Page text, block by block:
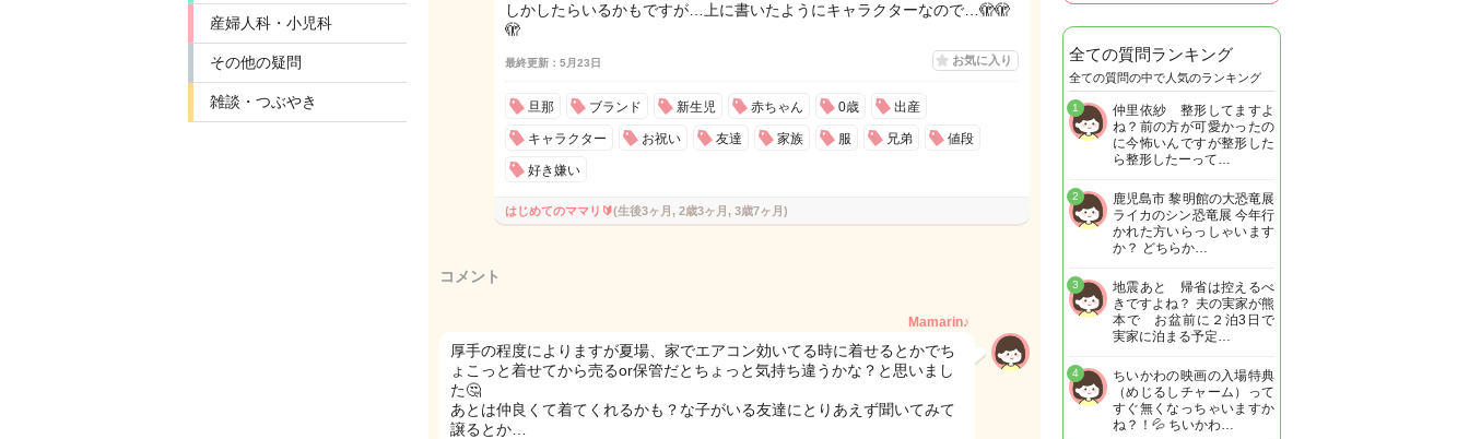
産婦人科・小児科
その他の疑問
雑談・つぶやき
しかしたらいるかもですが…上に書いたようにキャラクターなので…🫣🫣
🫣
最終更新：5月23日 お気に入り
旦那 ブランド 新生児 赤ちゃん 0歳 出産
キャラクター お祝い 友達 家族 服 兄弟 値段
好き嫌い
はじめてのママリ🔰(生後3ヶ月, 2歳3ヶ月, 3歳7ヶ月)
コメント
Mamarin♪
厚手の程度によりますが夏場、家でエアコン効いてる時に着せるとかでち
ょこっと着せてから売るor保管だとちょっと気持ち違うかな？と思いまし
た🤔
あとは仲良くて着てくれるかも？な子がいる友達にとりあえず聞いてみて
譲るとか…
全ての質問ランキング
全ての質問の中で人気のランキング
仲里依紗 整形してますよ
ね？前の方が可愛かったの
に今怖いんですが整形した
ら整形したーって…
1
鹿児島市 黎明館の大恐竜展
ライカのシン恐竜展 今年行
かれた方いらっしゃいます
か？ どちらか…
2
地震あと 帰省は控えるべ
きですよね？ 夫の実家が熊
本で お盆前に２泊3日で
実家に泊まる予定…
3
ちいかわの映画の入場特典
（めじるしチャーム）って
すぐ無くなっちゃいますか
ね？！💦 ちいかわ…
4